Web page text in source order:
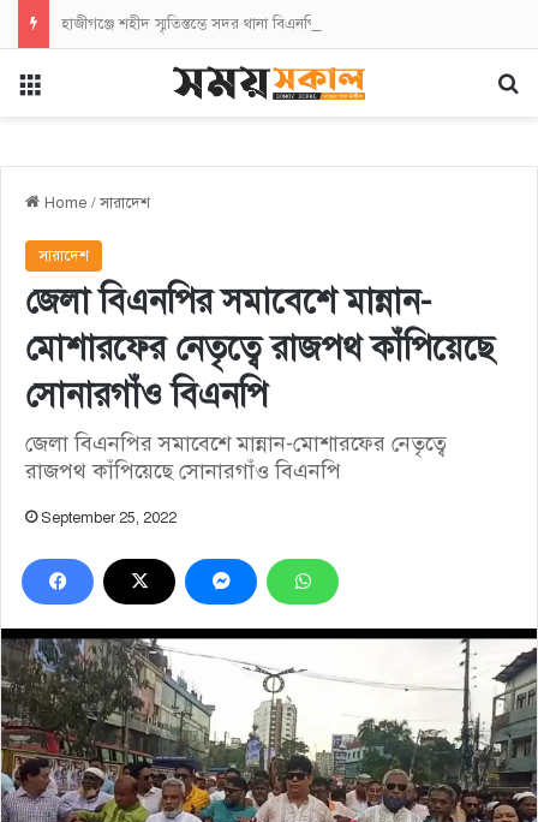
হাজীগঞ্জে শহীদ স্মৃতিস্তম্ভে সদর থানা বিএনপির পুষ্পস্তবক অর্পণ
Home /সারাদেশ
সারাদেশ
জেলা বিএনপির সমাবেশে মান্নান-
মোশারফের নেতৃত্বে রাজপথ কাঁপিয়েছে
সোনারগাঁও বিএনপি
জেলা বিএনপির সমাবেশে মান্নান-মোশারফের নেতৃত্বে
রাজপথ কাঁপিয়েছে সোনারগাঁও বিএনপি
September 25, 2022